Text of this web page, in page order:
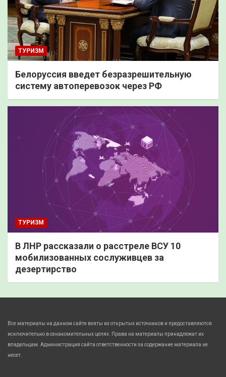
ТУРИЗМ
Белоруссия введет безразрешительную
систему автоперевозок через РФ
ТУРИЗМ
В ЛНР рассказали о расстреле ВСУ 10
мобилизованных сослуживцев за
дезертирство
Все материалы на данном сайте взяты из открытых источников и предоставляются
исключительно в ознакомительных целях. Права на материалы принадлежат их
владельцам. Администрация сайта ответственности за содержание материала не
несет.